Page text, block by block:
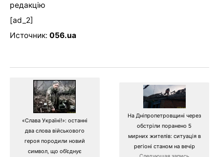
редакцію
[ad_2]
Источник: 056.ua
«Слава Україні!»: останні
два слова військового
героя породили новий
символ, що об’єднує
На Дніпропетровщині через
обстріли поранено 5
мирних жителів: ситуація в
регіоні станом на вечір